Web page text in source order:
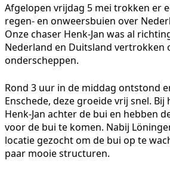
Afgelopen vrijdag 5 mei trokken er
regen- en onweersbuien over
Onze chaser Henk-Jan was al
Nederland en Duitsland vertrokken
onderscheppen.
Rond 3 uur in de middag ontstond
Enschede, deze groeide vrij snel.
Henk-Jan achter de bui en hebben
voor de bui te komen. Nabij
locatie gezocht om de bui op te
paar mooie structuren.